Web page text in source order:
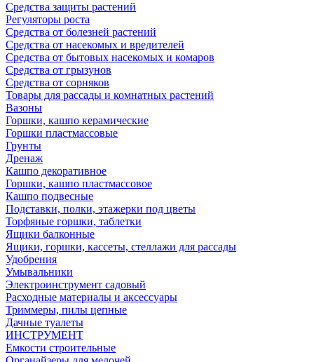
Средства защиты растений
Регуляторы роста
Средства от болезней растений
Средства от насекомых и вредителей
Средства от бытовых насекомых и комаров
Средства от грызунов
Средства от сорняков
Товары для рассады и комнатных растений
Вазоны
Горшки, кашпо керамические
Горшки пластмассовые
Грунты
Дренаж
Кашпо декоративное
Горшки, кашпо пластмассовое
Кашпо подвесные
Подставки, полки, этажерки под цветы
Торфяные горшки, таблетки
Ящики балконные
Ящики, горшки, кассеты, стеллажи для рассады
Удобрения
Умывальники
Электроинструмент садовый
Расходные материалы и аксессуары
Триммеры, пилы цепные
Дачные туалеты
ИНСТРУМЕНТ
Емкости строительные